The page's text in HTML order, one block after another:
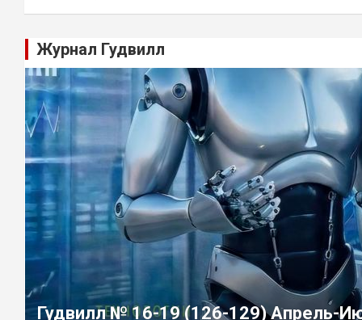
Журнал Гудвилл
Гудвилл № 16-19 (126-129) Апрель-